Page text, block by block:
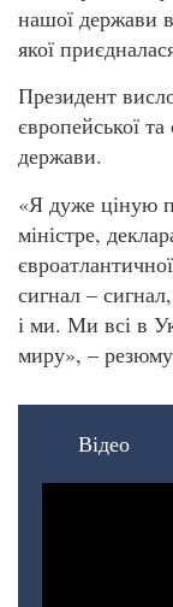
нашої держави
якої
Президент
європейської та
держави.
«Я дуже ціную
міністре,
сигнал –
і ми. Ми всі в
миру», –
Відео